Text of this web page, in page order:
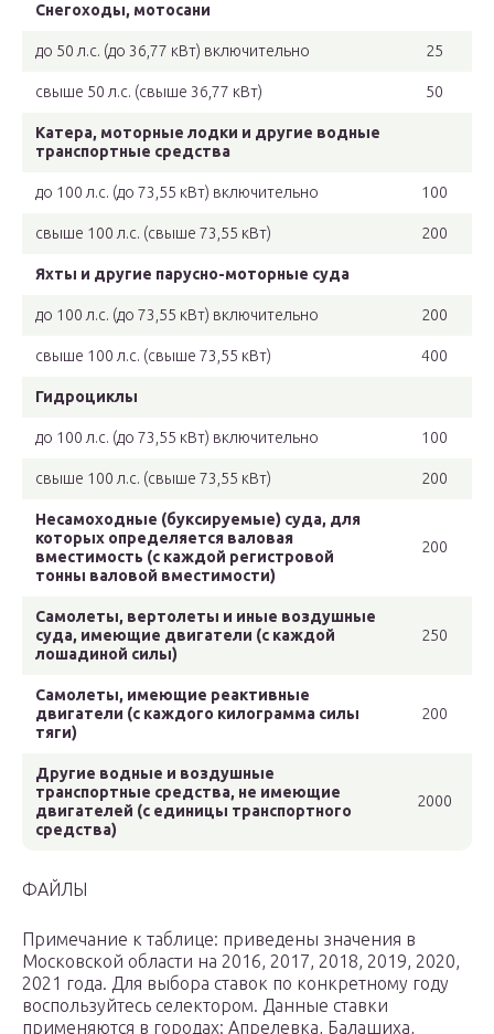
Снегоходы, мотосани
до 50 л.с. (до 36,77 кВт) включительно 25
свыше 50 л.с. (свыше 36,77 кВт) 50
Катера, моторные лодки и другие водные
транспортные средства
до 100 л.с. (до 73,55 кВт) включительно 100
свыше 100 л.с. (свыше 73,55 кВт) 200
Яхты и другие парусно-моторные суда
до 100 л.с. (до 73,55 кВт) включительно 200
свыше 100 л.с. (свыше 73,55 кВт) 400
Гидроциклы
до 100 л.с. (до 73,55 кВт) включительно 100
свыше 100 л.с. (свыше 73,55 кВт) 200
Несамоходные (буксируемые) суда, для
которых определяется валовая
вместимость (с каждой регистровой
тонны валовой вместимости)
200
Самолеты, вертолеты и иные воздушные
суда, имеющие двигатели (с каждой
лошадиной силы)
250
Самолеты, имеющие реактивные
двигатели (с каждого килограмма силы
тяги)
200
Другие водные и воздушные
транспортные средства, не имеющие
двигателей (с единицы транспортного
средства)
2000
ФАЙЛЫ
Примечание к таблице: приведены значения в
Московской области на 2016, 2017, 2018, 2019, 2020,
2021 года. Для выбора ставок по конкретному году
воспользуйтесь селектором. Данные ставки
применяются в городах: Апрелевка, Балашиха,